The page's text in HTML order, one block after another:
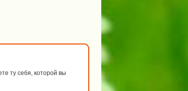
ту себя, которой вы